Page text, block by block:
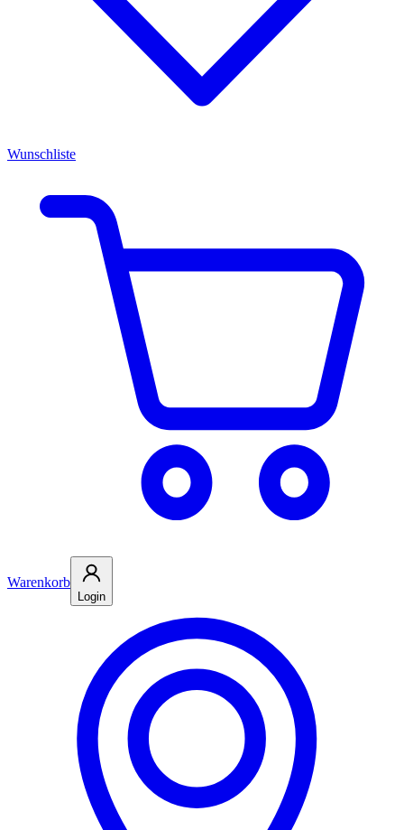
Wunschliste
Warenkorb
Login